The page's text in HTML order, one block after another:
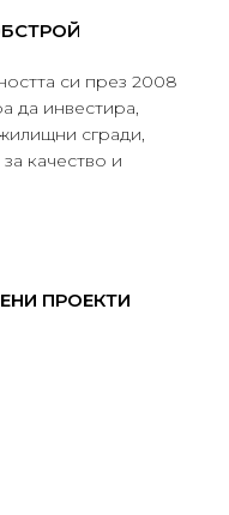
си през 2008
да инвестира,
сгради,
качество и
ПРОЕКТИ